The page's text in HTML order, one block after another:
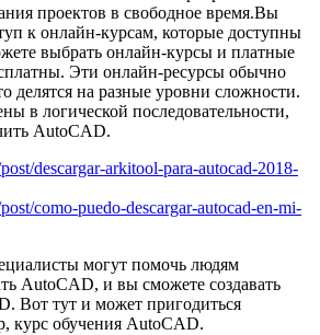
проектов в свободное время.Вы
к онлайн-курсам, которые доступны
выбрать онлайн-курсы и платные
Эти онлайн-ресурсы обычно
делятся на разные уровни сложности.
в логической последовательности,
AutoCAD.
descargar-arkitool-para-autocad-2018-
como-puedo-descargar-autocad-en-mi-
могут помочь людям
AutoCAD, и вы сможете создавать
Вот тут и может пригодиться
курс обучения AutoCAD.